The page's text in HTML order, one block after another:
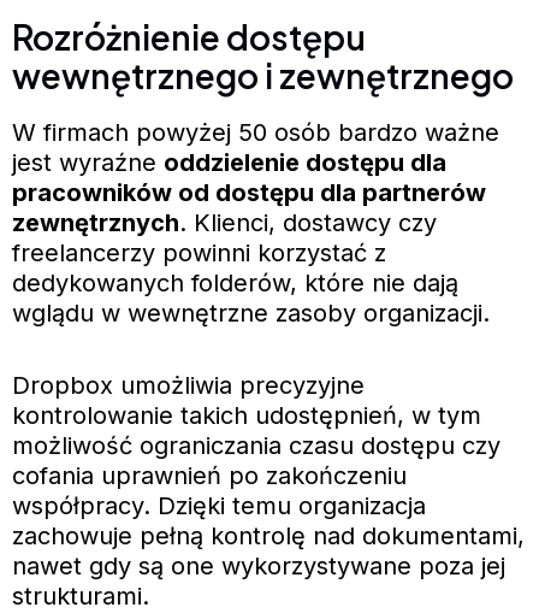
Rozróżnienie dostępu
wewnętrznego i zewnętrznego
W firmach powyżej 50 osób bardzo ważne
jest wyraźne oddzielenie dostępu dla
pracowników od dostępu dla partnerów
zewnętrznych. Klienci, dostawcy czy
freelancerzy powinni korzystać z
dedykowanych folderów, które nie dają
wglądu w wewnętrzne zasoby organizacji.
Dropbox umożliwia precyzyjne
kontrolowanie takich udostępnień, w tym
możliwość ograniczania czasu dostępu czy
cofania uprawnień po zakończeniu
współpracy. Dzięki temu organizacja
zachowuje pełną kontrolę nad dokumentami,
nawet gdy są one wykorzystywane poza jej
strukturami.